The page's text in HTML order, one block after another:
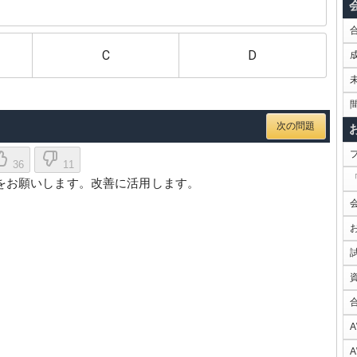
C D
次の問題
36 11
願いします。改善に活用します。